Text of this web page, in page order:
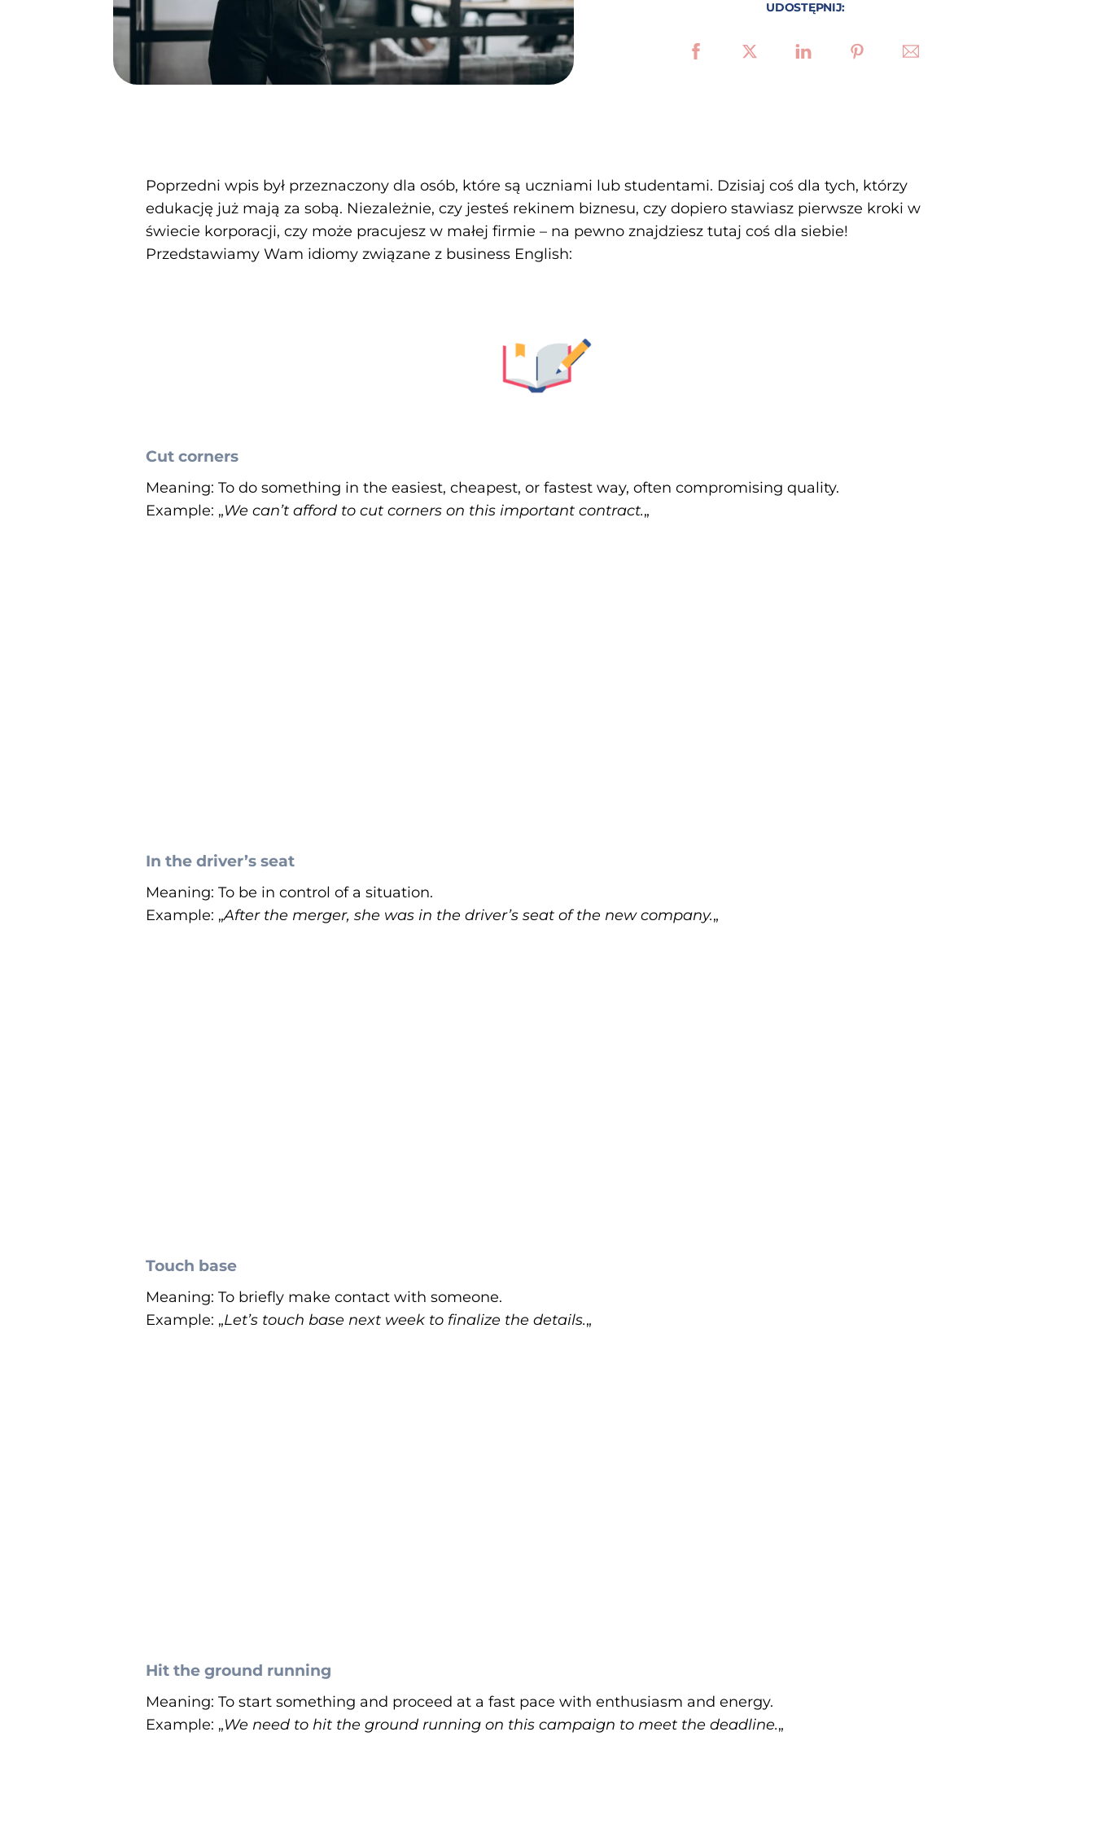
UDOSTĘPNIJ:
Poprzedni wpis był przeznaczony dla osób, które są uczniami lub studentami. Dzisiaj coś dla tych, którzy
edukację już mają za sobą. Niezależnie, czy jesteś rekinem biznesu, czy dopiero stawiasz pierwsze kroki w
świecie korporacji, czy może pracujesz w małej firmie – na pewno znajdziesz tutaj coś dla siebie!
Przedstawiamy Wam idiomy związane z business English:
Cut corners
Meaning: To do something in the easiest, cheapest, or fastest way, often compromising quality.
Example: „We can’t afford to cut corners on this important contract.„
In the driver’s seat
Meaning: To be in control of a situation.
Example: „After the merger, she was in the driver’s seat of the new company.„
Touch base
Meaning: To briefly make contact with someone.
Example: „Let’s touch base next week to finalize the details.„
Hit the ground running
Meaning: To start something and proceed at a fast pace with enthusiasm and energy.
Example: „We need to hit the ground running on this campaign to meet the deadline.„